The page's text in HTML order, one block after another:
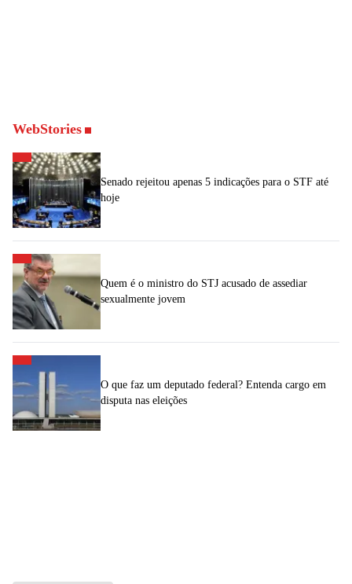
WebStories
Senado rejeitou apenas 5 indicações para o STF até
hoje
Quem é o ministro do STJ acusado de assediar
sexualmente jovem
O que faz um deputado federal? Entenda cargo em
disputa nas eleições